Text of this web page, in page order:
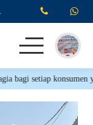
bagi setiap konsumen